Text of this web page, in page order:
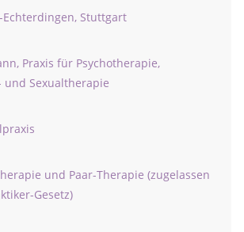
Echterdingen, Stuttgart
Praxis für Psychotherapie,
und Sexualtherapie
und Paar-Therapie (zugelassen
Gesetz)